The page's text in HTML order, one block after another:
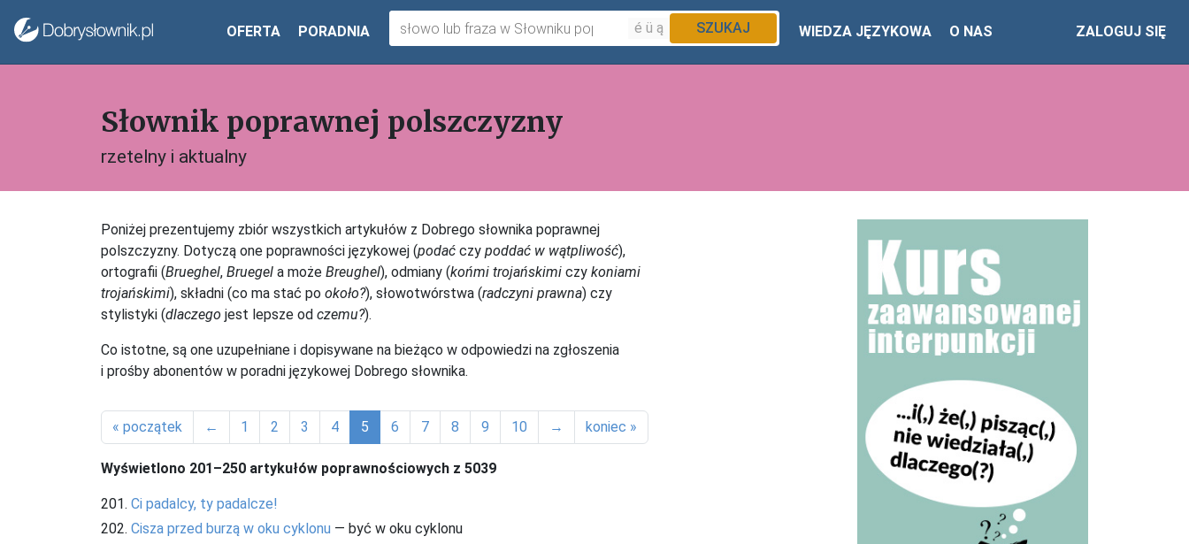
OFERTA PORADNIA é ü ą SZUKAJ WIEDZA JĘZYKOWA O NAS ZALOGUJ SIĘ
Słownik poprawnej polszczyzny
rzetelny i aktualny
Poniżej prezentujemy zbiór wszystkich artykułów z Dobrego słownika poprawnej
polszczyzny. Dotyczą one poprawności językowej (podać czy poddać w wątpliwość),
ortografii (Brueghel, Bruegel a może Breughel), odmiany (końmi trojańskimi czy koniami
trojańskimi), składni (co ma stać po około?), słowotwórstwa (radczyni prawna) czy
stylistyki (dlaczego jest lepsze od czemu?).
Co istotne, są one uzupełniane i dopisywane na bieżąco w odpowiedzi na zgłoszenia
i prośby abonentów w poradni językowej Dobrego słownika.
« początek ← 1 2 3 4 5 6 7 8 9 10 → koniec »
Wyświetlono 201–250 artykułów poprawnościowych z 5039
201. Ci padalcy, ty padalcze!
202. Cisza przed burzą w oku cyklonu — być w oku cyklonu